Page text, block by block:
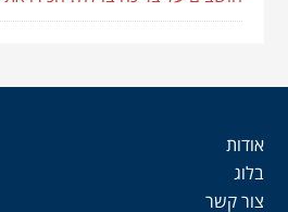
אודות
בלוג
צור קשר